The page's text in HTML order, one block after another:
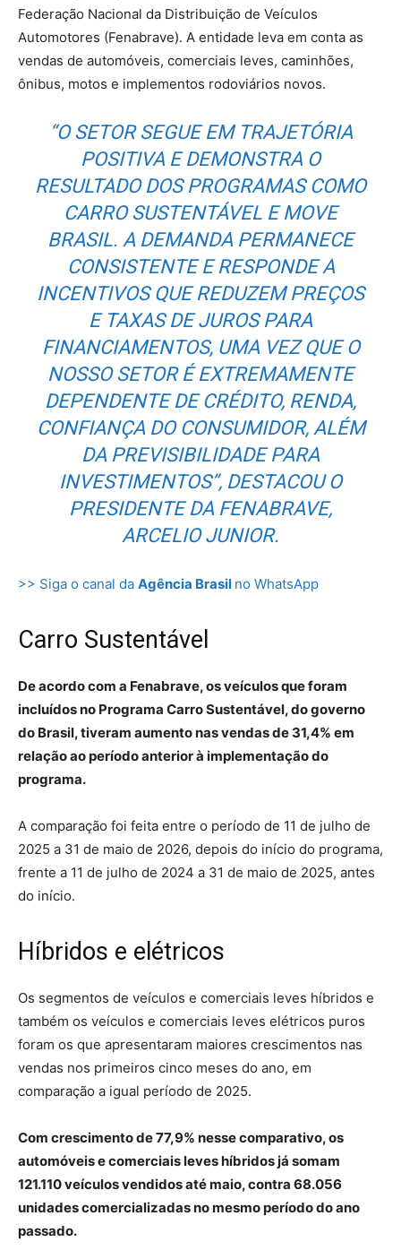
Federação Nacional da Distribuição de Veículos
Automotores (Fenabrave). A entidade leva em conta as
vendas de automóveis, comerciais leves, caminhões,
ônibus, motos e implementos rodoviários novos.
“O SETOR SEGUE EM TRAJETÓRIA
POSITIVA E DEMONSTRA O
RESULTADO DOS PROGRAMAS COMO
CARRO SUSTENTÁVEL E MOVE
BRASIL. A DEMANDA PERMANECE
CONSISTENTE E RESPONDE A
INCENTIVOS QUE REDUZEM PREÇOS
E TAXAS DE JUROS PARA
FINANCIAMENTOS, UMA VEZ QUE O
NOSSO SETOR É EXTREMAMENTE
DEPENDENTE DE CRÉDITO, RENDA,
CONFIANÇA DO CONSUMIDOR, ALÉM
DA PREVISIBILIDADE PARA
INVESTIMENTOS”, DESTACOU O
PRESIDENTE DA FENABRAVE,
ARCELIO JUNIOR.
>> Siga o canal da Agência Brasil no WhatsApp
Carro Sustentável
De acordo com a Fenabrave, os veículos que foram
incluídos no Programa Carro Sustentável, do governo
do Brasil, tiveram aumento nas vendas de 31,4% em
relação ao período anterior à implementação do
programa.
A comparação foi feita entre o período de 11 de julho de
2025 a 31 de maio de 2026, depois do início do programa,
frente a 11 de julho de 2024 a 31 de maio de 2025, antes
do início.
Híbridos e elétricos
Os segmentos de veículos e comerciais leves híbridos e
também os veículos e comerciais leves elétricos puros
foram os que apresentaram maiores crescimentos nas
vendas nos primeiros cinco meses do ano, em
comparação a igual período de 2025.
Com crescimento de 77,9% nesse comparativo, os
automóveis e comerciais leves híbridos já somam
121.110 veículos vendidos até maio, contra 68.056
unidades comercializadas no mesmo período do ano
passado.